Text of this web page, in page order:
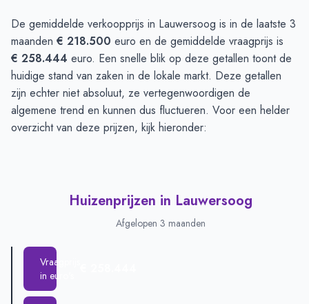
De gemiddelde verkoopprijs in Lauwersoog is in de laatste 3
maanden € 218.500 euro en de gemiddelde vraagprijs is
€ 258.444 euro. Een snelle blik op deze getallen toont de
huidige stand van zaken in de lokale markt. Deze getallen
zijn echter niet absoluut, ze vertegenwoordigen de
algemene trend en kunnen dus fluctueren. Voor een helder
overzicht van deze prijzen, kijk hieronder:
Huizenprijzen in Lauwersoog
Afgelopen 3 maanden
Vraagprijs
in euro's